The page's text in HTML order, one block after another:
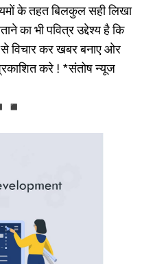
के तहत बिलकुल सही लिखा
का भी पवित्र उद्देश्य है कि
से विचार कर खबर बनाए ओर
करे ! *संतोष न्यूज